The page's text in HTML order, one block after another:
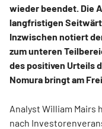
wieder beendet. Die
langfristigen
Inzwischen notiert
zum unteren
des positiven Urteils
Nomura bringt am
Analyst William
nach